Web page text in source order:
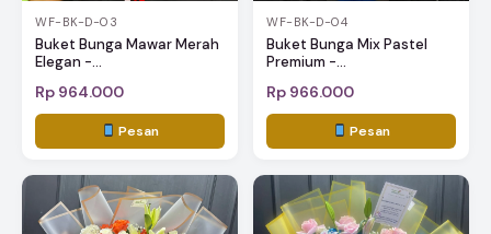
WF-BK-D-03
Buket Bunga Mawar Merah
Elegan -...
Rp 964.000
Pesan
WF-BK-D-04
Buket Bunga Mix Pastel
Premium -...
Rp 966.000
Pesan